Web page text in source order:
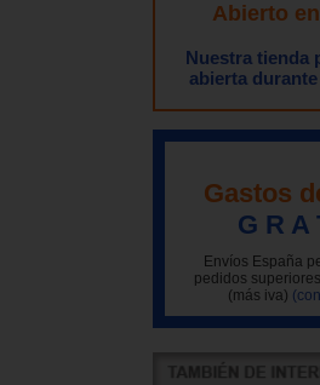
Abierto
Nuestra tienda
abierta
Gastos
G R A
Envíos España
pedidos
(más iva)